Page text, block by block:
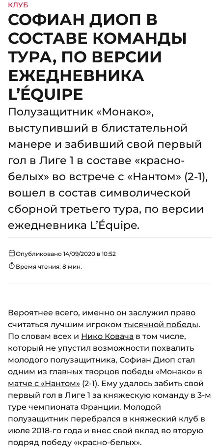
КЛУБ
СОФИАН ДИОП В
СОСТАВЕ КОМАНДЫ
ТУРА, ПО ВЕРСИИ
ЕЖЕДНЕВНИКА
L’ÉQUIPE
Полузащитник «Монако»,
выступивший в блистательной
манере и забивший свой первый
гол в Лиге 1 в составе «красно-
белых» во встрече с «Нантом» (2-1),
вошел в состав символической
сборной третьего тура, по версии
ежедневника L’Équipe.
Опубликовано 14/09/2020 в 10:52
Время чтения: 8 мин.
Вероятнее всего, именно он заслужил право
считаться лучшим игроком тысячной победы.
По словам всех и Нико Ковача в том числе,
который не упустил возможности похвалить
молодого полузащитника, Софиан Диоп стал
одним из главных творцов победы «Монако» в
матче с «Нантом» (2-1). Ему удалось забить свой
первый гол в Лиге 1 за княжескую команду в 3-м
туре чемпионата Франции. Молодой
полузащитник перебрался в княжеский клуб в
июле 2018-го года и внес свой вклад во вторую
подряд победу «красно-белых».